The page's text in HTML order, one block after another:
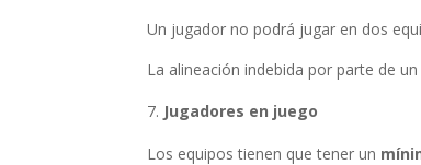
Un jugador no podrá jugar en dos
La alineación indebida por parte de
Jugadores en juego
Los equipos tienen que tener un